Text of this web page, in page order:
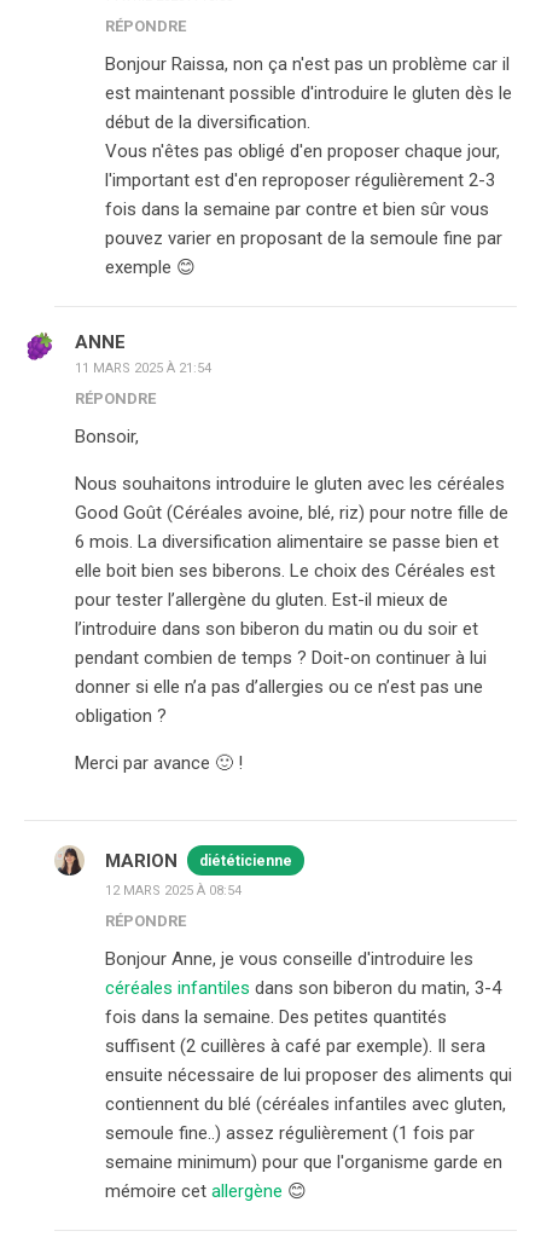
RÉPONDRE
Bonjour Raissa, non ça n'est pas un problème car il
est maintenant possible d'introduire le gluten dès le
début de la diversification.
Vous n'êtes pas obligé d'en proposer chaque jour,
l'important est d'en reproposer régulièrement 2-3
fois dans la semaine par contre et bien sûr vous
pouvez varier en proposant de la semoule fine par
exemple 😊
ANNE
11 MARS 2025 À 21:54
RÉPONDRE
Bonsoir,
Nous souhaitons introduire le gluten avec les céréales
Good Goût (Céréales avoine, blé, riz) pour notre fille de
6 mois. La diversification alimentaire se passe bien et
elle boit bien ses biberons. Le choix des Céréales est
pour tester l’allergène du gluten. Est-il mieux de
l’introduire dans son biberon du matin ou du soir et
pendant combien de temps ? Doit-on continuer à lui
donner si elle n’a pas d’allergies ou ce n’est pas une
obligation ?
Merci par avance 🙂 !
MARION diététicienne
12 MARS 2025 À 08:54
RÉPONDRE
Bonjour Anne, je vous conseille d'introduire les
céréales infantiles dans son biberon du matin, 3-4
fois dans la semaine. Des petites quantités
suffisent (2 cuillères à café par exemple). Il sera
ensuite nécessaire de lui proposer des aliments qui
contiennent du blé (céréales infantiles avec gluten,
semoule fine..) assez régulièrement (1 fois par
semaine minimum) pour que l'organisme garde en
mémoire cet allergène 😊